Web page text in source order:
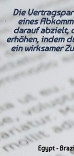
Die
eines
darauf abzielt,
erhöhen, indem
ein wirksamer
Egypt -